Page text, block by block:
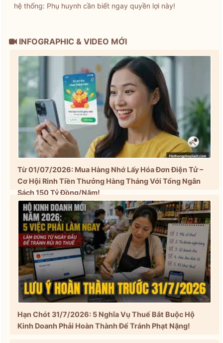
hệ thống: Phụ huynh cần biết ngay quyền lợi này!
INFOGRAPHIC & VIDEO MỚI
Từ 01/07/2026: Mua Hàng Nhớ Lấy Hóa Đơn Điện Tử –
Cơ Hội Rinh Tiền Thưởng Hàng Tháng Với Tổng Ngân
Sách 150 Tỷ Đồng/Năm!
Hạn Chót 31/7/2026: 5 Nghĩa Vụ Thuế Bắt Buộc Hộ
Kinh Doanh Phải Hoàn Thành Để Tránh Phạt Nặng!